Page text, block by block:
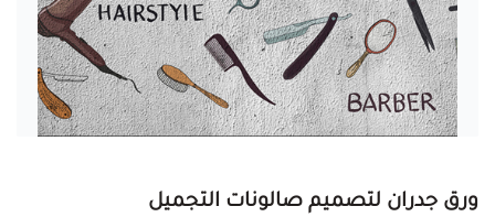
ورق جدران لتصميم صالونات التجميل